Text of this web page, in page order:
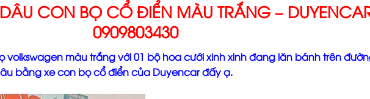
DÂU CON BỌ CỔ ĐIỂN MÀU TRẮNG –
0909803430
volkswagen màu trắng với 01 bộ hoa cưới xinh xinh đang lăn bánh trên
bằng xe con bọ cổ điển của Duyencar đấy ạ.